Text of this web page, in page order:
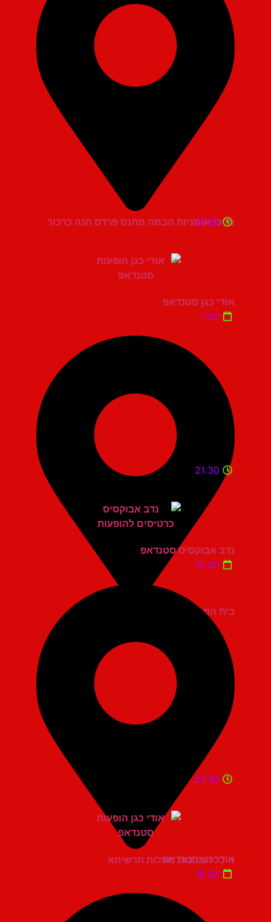
מרכז אומניות הבמה מתנס פרדס חנה כרכור
21:30
אודי כגן סטנדאפ
יום ו'
בית החייל תל אביב
21:30
נדב אבוקסיס סטנדאפ
יום ש'
היכל התרבות מעלות תרשיחא
21:30
אודי כגן סטנדאפ
יום ש'